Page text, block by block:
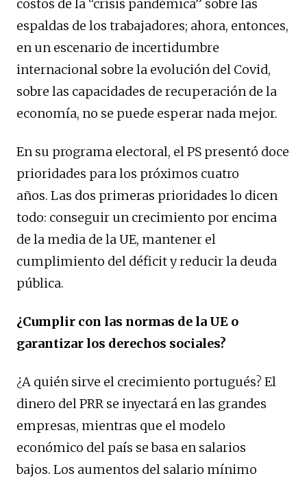
costos de la “crisis pandémica” sobre las
espaldas de los trabajadores; ahora, entonces,
en un escenario de incertidumbre
internacional sobre la evolución del Covid,
sobre las capacidades de recuperación de la
economía, no se puede esperar nada mejor.
En su programa electoral, el PS presentó doce
prioridades para los próximos cuatro
años. Las dos primeras prioridades lo dicen
todo: conseguir un crecimiento por encima
de la media de la UE, mantener el
cumplimiento del déficit y reducir la deuda
pública.
¿Cumplir con las normas de la UE o
garantizar los derechos sociales?
¿A quién sirve el crecimiento portugués? El
dinero del PRR se inyectará en las grandes
empresas, mientras que el modelo
económico del país se basa en salarios
bajos. Los aumentos del salario mínimo